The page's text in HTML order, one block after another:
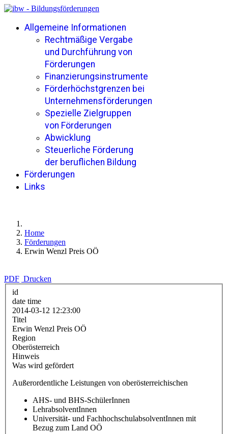
Allgemeine Informationen
Rechtmäßige Vergabe
und Durchführung von
Förderungen
Finanzierungsinstrumente
Förderhöchstgrenzen bei
Unternehmensförderungen
Spezielle Zielgruppen
von Förderungen
Abwicklung
Steuerliche Förderung
der beruflichen Bildung
Förderungen
Links
Home
Förderungen
Erwin Wenzl Preis OÖ
PDF Drucken
id
date time
2014-03-12 12:23:00
Titel
Erwin Wenzl Preis OÖ
Region
Oberösterreich
Hinweis
Was wird gefördert
Außerordentliche Leistungen von oberösterreichischen
AHS- und BHS-SchülerInnen
LehrabsolventInnen
Universität- und FachhochschulabsolventInnen mit
Bezug zum Land OÖ